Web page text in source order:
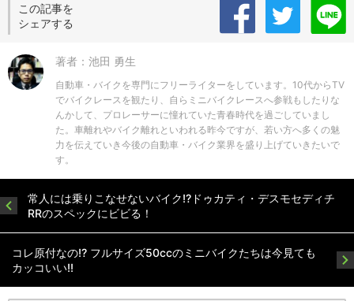
この記事を
シェアする
著者：池田 勇生
自動車・バイクを専門にフリーライターをしています。10代からTV
でバイクレースを観たり、自らミニバイクレースへ参戦もしたりな
んかして、プロレーサーに憧れていた青春時代を過ごしていまし
た。車離れやバイク離れといわれる昨今ですが、若い方へ多くの魅
力を伝えていき今後の自動車・バイク業界を盛り上げていきたいで
す。
常人には乗りこなせないバイク!?ドゥカティ・デスモセディチ
RRのスペックにビビる！
コレ原付なの!? フルサイズ50ccのミニバイクたちは今見ても
カッコいい!!